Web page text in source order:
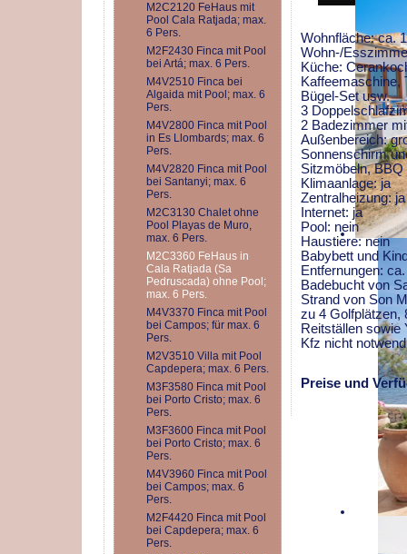
M2C2120 FeHaus mit
Pool Cala Ratjada; max.
6 Pers.
M2F2430 Finca mit Pool
bei Artá; max. 6 Pers.
M4V2510 Finca bei
Algaida mit Pool; max. 6
Pers.
M4V2800 Finca mit Pool
in Es Llombards; max. 6
Pers.
M4V2820 Finca mit Pool
bei Santanyi; max. 6
Pers.
M2C3130 Chalet ohne
Pool Playas de Muro,
max. 6 Pers.
M2C3360 FeHaus in
Cala Ratjada (Sa
Pedruscada) ohne Pool;
max. 6 Pers.
M4V3370 Finca mit Pool
bei Campos; für max. 6
Pers.
M2V3510 Villa mit Pool
Capdepera; max. 6 Pers.
M3F3580 Finca mit Pool
bei Porto Cristo; max. 6
Pers.
M3F3600 Finca mit Pool
bei Porto Cristo; max. 6
Pers.
M4V3960 Finca mit Pool
bei Campos; max. 6
Pers.
M2F4420 Finca mit Pool
bei Capdepera; max. 6
Pers.
Wohnfläche: ca.
Wohn-/
Küche:
Kaffeemaschine,
Bügel-Set usw.
3
2 Badezimmer
Außenbereich:
Sonnenschirm
Sitzmöbeln, BBQ
Klimaanlage: ja
Zentralheizung: ja
Internet: ja
Pool: nein
Haustiere: nein
Babybett und
Entfernungen:
Badebucht von
Strand von Son
zu 4 Golfplätzen,
Reitställen sowie
Kfz nicht
Preise und